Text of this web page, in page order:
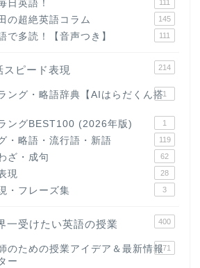
日英語！ 111
の超絶英語コラム 145
で多読！【音声つき】 111
ピード表現 214
ング・略語辞典【AIはらだくん搭1
ングBEST100 (2026年版) 1
・略語・流行語・新語 119
ざ・成句 62
現 28
・フレーズ集 3
一受けたい英語の授業 400
のための授業アイデア＆最新情報
ー
171